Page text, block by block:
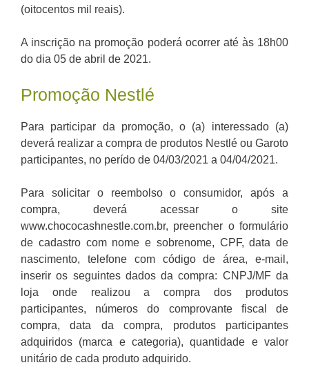
(oitocentos mil reais).
A inscrição na promoção poderá ocorrer até às 18h00
do dia 05 de abril de 2021.
Promoção Nestlé
Para participar da promoção, o (a) interessado (a)
deverá realizar a compra de produtos Nestlé ou Garoto
participantes, no perído de 04/03/2021 a 04/04/2021.
Para solicitar o reembolso o consumidor, após a
compra, deverá acessar o site
www.chococashnestle.com.br, preencher o formulário
de cadastro com nome e sobrenome, CPF, data de
nascimento, telefone com código de área, e-mail,
inserir os seguintes dados da compra: CNPJ/MF da
loja onde realizou a compra dos produtos
participantes, números do comprovante fiscal de
compra, data da compra, produtos participantes
adquiridos (marca e categoria), quantidade e valor
unitário de cada produto adquirido.